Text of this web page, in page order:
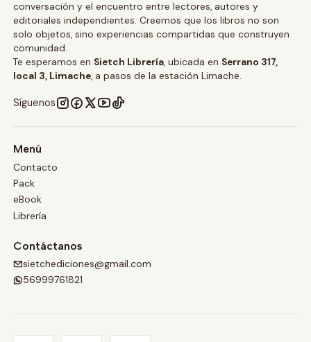
conversación y el encuentro entre lectores, autores y
editoriales independientes. Creemos que los libros no son
solo objetos, sino experiencias compartidas que construyen
comunidad.
Te esperamos en Sietch Librería, ubicada en Serrano 317,
local 3, Limache, a pasos de la estación Limache.
Síguenos
Menú
Contacto
Pack
eBook
Librería
Contáctanos
sietchediciones@gmail.com
56999761821